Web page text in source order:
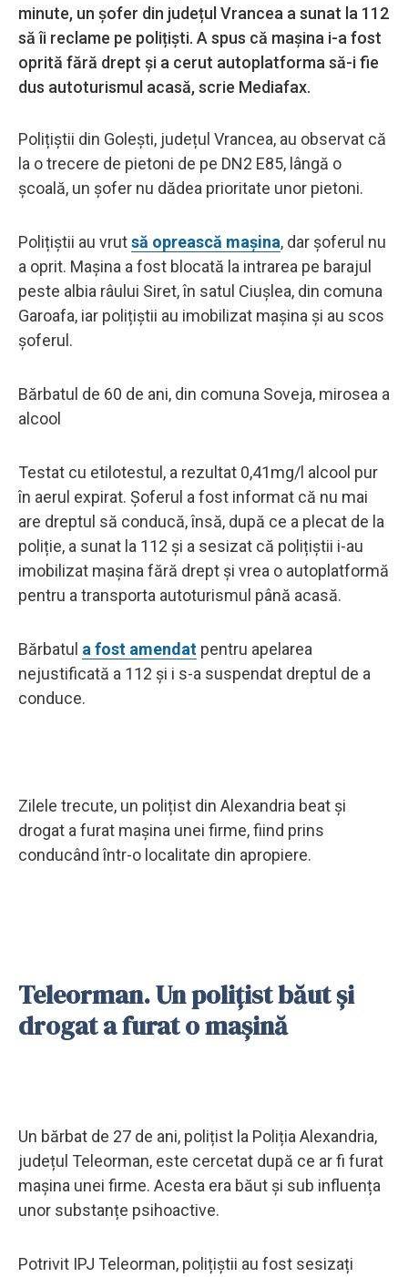
minute, un șofer din județul Vrancea a sunat la 112
să îi reclame pe polițiști. A spus că mașina i-a fost
oprită fără drept și a cerut autoplatforma să-i fie
dus autoturismul acasă, scrie Mediafax.
Polițiștii din Golești, județul Vrancea, au observat că
la o trecere de pietoni de pe DN2 E85, lângă o
școală, un șofer nu dădea prioritate unor pietoni.
Polițiștii au vrutsă oprească mașina, dar șoferul nu
a oprit. Mașina a fost blocată la intrarea pe barajul
peste albia râului Siret, în satul Ciușlea, din comuna
Garoafa, iar polițiștii au imobilizat mașina și au scos
șoferul.
Bărbatul de 60 de ani, din comuna Soveja, mirosea a
alcool
Testat cu etilotestul, a rezultat 0,41mg/l alcool pur
în aerul expirat. Șoferul a fost informat că nu mai
are dreptul să conducă, însă, după ce a plecat de la
poliție, a sunat la 112 și a sesizat că polițiștii i-au
imobilizat mașina fără drept și vrea o autoplatformă
pentru a transporta autoturismul până acasă.
Bărbatul a fost amendat pentru apelarea
nejustificată a 112 și i s-a suspendat dreptul de a
conduce.
Zilele trecute, un polițist din Alexandria beat și
drogat a furat mașina unei firme, fiind prins
conducând într-o localitate din apropiere.
Teleorman. Un polițist băut și
drogat a furat o mașină
Un bărbat de 27 de ani, polițist la Poliția Alexandria,
județul Teleorman, este cercetat după ce ar fi furat
mașina unei firme. Acesta era băut și sub influența
unor substanțe psihoactive.
Potrivit IPJ Teleorman, polițiștii au fost sesizați